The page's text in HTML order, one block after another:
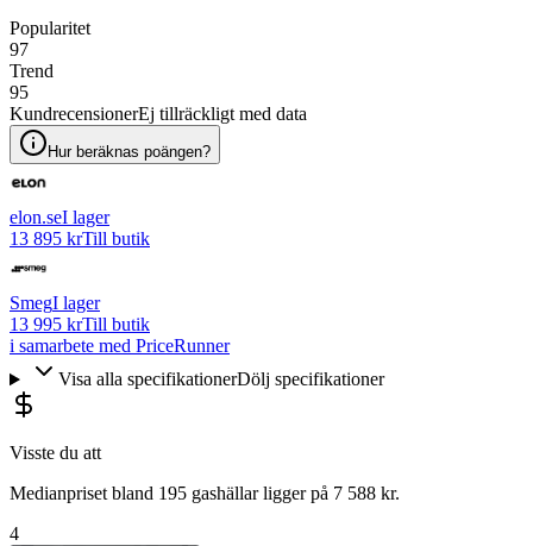
Popularitet
97
Trend
95
KundrecensionerEj tillräckligt med data
Hur beräknas poängen?
elon.seI lager
13 895 krTill butik
SmegI lager
13 995 krTill butik
i samarbete med PriceRunner
Visa alla specifikationerDölj specifikationer
Visste du att
Medianpriset bland 195 gashällar ligger på 7 588 kr.
4